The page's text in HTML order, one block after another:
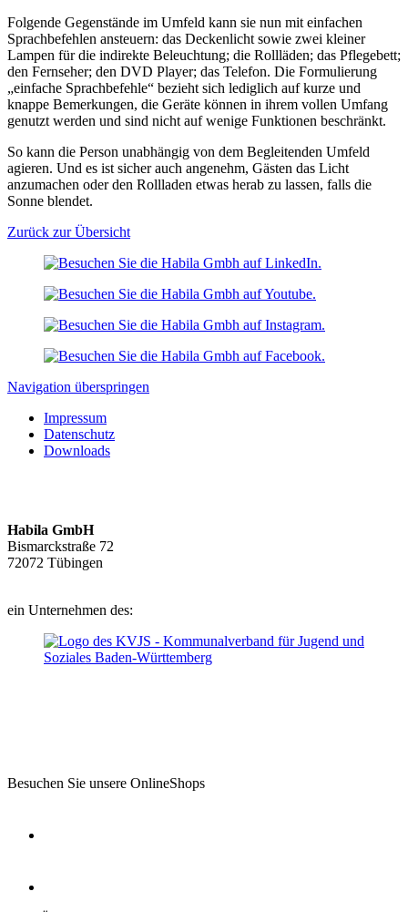
Folgende Gegenstände im Umfeld kann sie nun mit einfachen
Sprachbefehlen ansteuern: das Deckenlicht sowie zwei kleiner
Lampen für die indirekte Beleuchtung; die Rollläden; das Pflegebett;
den Fernseher; den DVD Player; das Telefon. Die Formulierung
„einfache Sprachbefehle“ bezieht sich lediglich auf kurze und
knappe Bemerkungen, die Geräte können in ihrem vollen Umfang
genutzt werden und sind nicht auf wenige Funktionen beschränkt.
So kann die Person unabhängig von dem Begleitenden Umfeld
agieren. Und es ist sicher auch angenehm, Gästen das Licht
anzumachen oder den Rollladen etwas herab zu lassen, falls die
Sonne blendet.
Zurück zur Übersicht
Navigation überspringen
Impressum
Datenschutz
Downloads
Habila GmbH
Bismarckstraße 72
72072 Tübingen
ein Unternehmen des:
Besuchen Sie unsere OnlineShops